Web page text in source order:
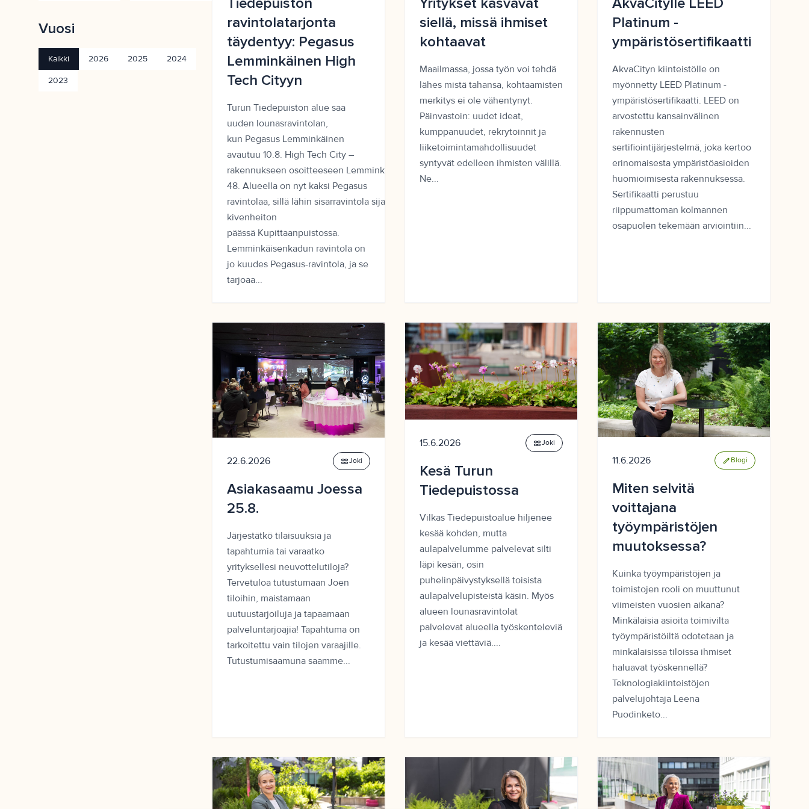
Vuosi
Kaikki 2026 2025 2024
2023
ravintolatarjonta
täydentyy: Pegasus
Lemminkäinen High
Tech Cityyn
Turun Tiedepuiston alue saa
uuden lounasravintolan,
kun Pegasus Lemminkäinen
avautuu 10.8. High Tech City –
rakennukseen osoitteeseen Lemminkäisenkatu
48. Alueella on nyt kaksi Pegasus
ravintolaa, sillä lähin sisarravintola sijaitsee
kivenheiton
päässä Kupittaanpuistossa.
Lemminkäisenkadun ravintola on
jo kuudes Pegasus-ravintola, ja se
tarjoaa...
siellä, missä ihmiset
kohtaavat
Maailmassa, jossa työn voi tehdä
lähes mistä tahansa, kohtaamisten
merkitys ei ole vähentynyt.
Päinvastoin: uudet ideat,
kumppanuudet, rekrytoinnit ja
liiketoimintamahdollisuudet
syntyvät edelleen ihmisten välillä.
Ne...
Platinum -
ympäristösertifikaatti
AkvaCityn kiinteistölle on
myönnetty LEED Platinum -
ympäristösertifikaatti. LEED on
arvostettu kansainvälinen
rakennusten
sertifiointijärjestelmä, joka kertoo
erinomaisesta ympäristöasioiden
huomioimisesta rakennuksessa.
Sertifikaatti perustuu
riippumattoman kolmannen
osapuolen tekemään arviointiin...
22.6.2026 wavesJoki
Asiakasaamu Joessa
25.8.
Järjestätkö tilaisuuksia ja
tapahtumia tai varaatko
yrityksellesi neuvottelutiloja?
Tervetuloa tutustumaan Joen
tiloihin, maistamaan
uutuustarjoiluja ja tapaamaan
palveluntarjoajia! Tapahtuma on
tarkoitettu vain tilojen varaajille.
Tutustumisaamuna saamme...
15.6.2026 wavesJoki
Kesä Turun
Tiedepuistossa
Vilkas Tiedepuistoalue hiljenee
kesää kohden, mutta
aulapalvelumme palvelevat silti
läpi kesän, osin
puhelinpäivystyksellä toisista
aulapalvelupisteistä käsin. Myös
alueen lounasravintolat
palvelevat alueella työskenteleviä
ja kesää viettäviä....
11.6.2026 edit Blogi
Miten selvitä
voittajana
työympäristöjen
muutoksessa?
Kuinka työympäristöjen ja
toimistojen rooli on muuttunut
viimeisten vuosien aikana?
Minkälaisia asioita toimivilta
työympäristöiltä odotetaan ja
minkälaisissa tiloissa ihmiset
haluavat työskennellä?
Teknologiakiinteistöjen
palvelujohtaja Leena
Puodinketo...